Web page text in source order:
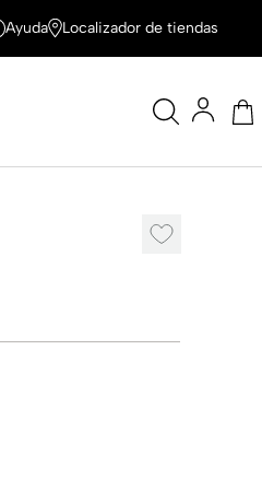
Ayuda Localizador de tiendas